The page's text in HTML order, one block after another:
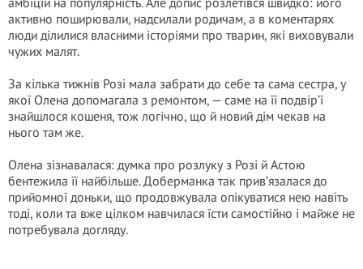
активно поширювали, надсилали родичам, а в коментарях
люди ділилися власними історіями про тварин, які виховували
чужих малят.
За кілька тижнів Розі мала забрати до себе та сама сестра, у
якої Олена допомагала з ремонтом, — саме на її подвір’ї
знайшлося кошеня, тож логічно, що й новий дім чекав на
нього там же.
Олена зізнавалася: думка про розлуку з Розі й Астою
бентежила її найбільше. Доберманка так прив’язалася до
прийомної доньки, що продовжувала опікуватися нею навіть
тоді, коли та вже цілком навчилася їсти самостійно і майже не
потребувала догляду.